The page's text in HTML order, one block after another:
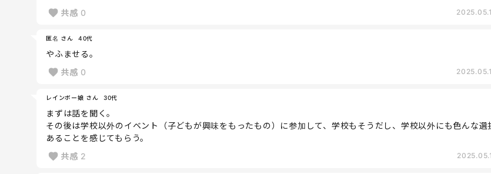
共感 0
匿名 さん 40代
やふませる。
共感 0
レインボー娘 さん 30代
まずは話を聞く。
その後は学校以外のイベント（子どもが興味をもったもの）に参加して、学校もそうだし、学校以外にも色んな選
あることを感じてもらう。
共感 2